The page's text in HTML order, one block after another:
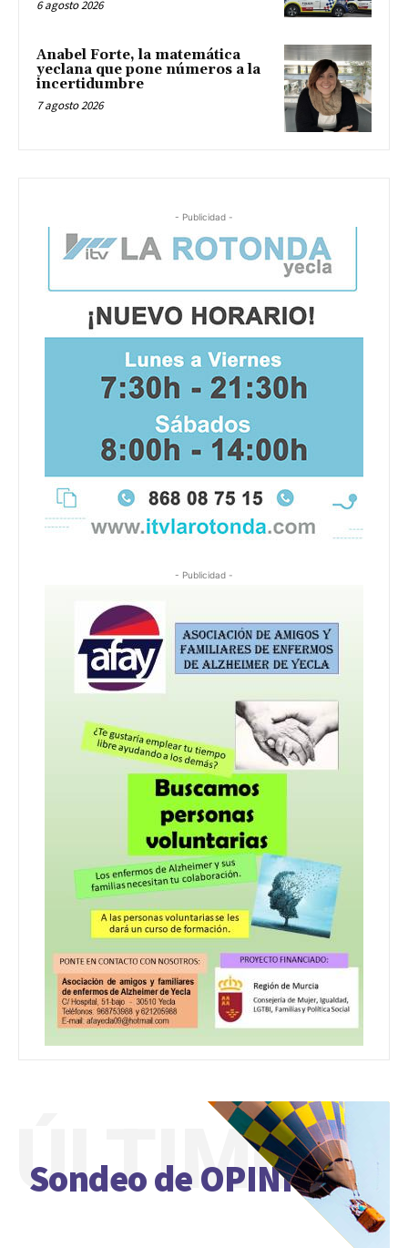
6 agosto 2026
Anabel Forte, la matemática
yeclana que pone números a la
incertidumbre
7 agosto 2026
- Publicidad -
- Publicidad -
Sondeo de OPINIÓN
ÚLTIMO